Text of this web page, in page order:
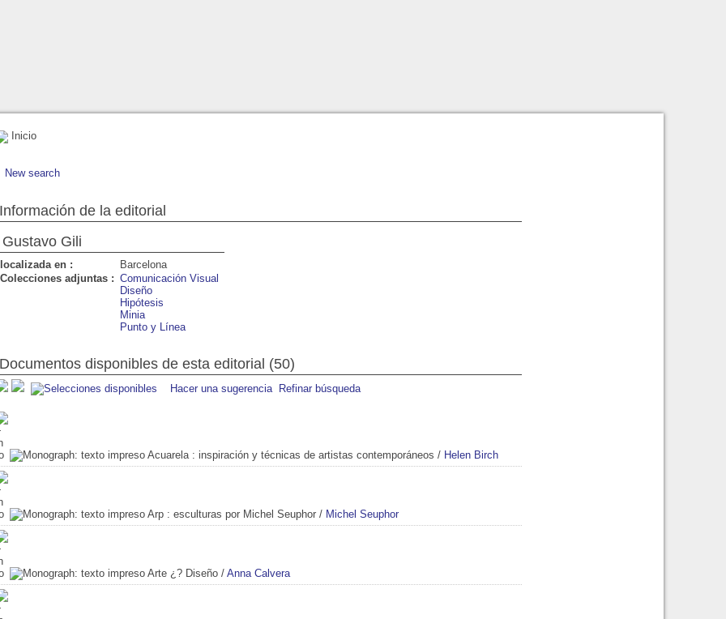
Inicio
New search
Información de la editorial
Gustavo Gili
localizada en :
Barcelona
Colecciones adjuntas : Comunicación Visual
Diseño
Hipótesis
Minia
Punto y Línea
Documentos disponibles de esta editorial (50)
Hacer una sugerencia Refinar búsqueda
Acuarela : inspiración y técnicas de artistas contemporáneos / Helen Birch
Arp : esculturas por Michel Seuphor / Michel Seuphor
Arte ¿? Diseño / Anna Calvera